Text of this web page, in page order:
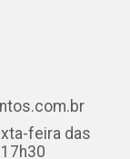
feira das